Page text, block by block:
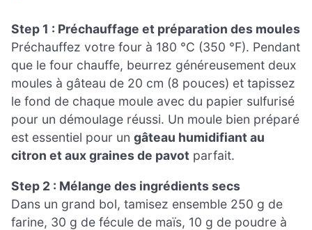
Step 1 : Préchauffage et préparation des moules
Préchauffez votre four à 180 °C (350 °F). Pendant
que le four chauffe, beurrez généreusement deux
moules à gâteau de 20 cm (8 pouces) et tapissez
le fond de chaque moule avec du papier sulfurisé
pour un démoulage réussi. Un moule bien préparé
est essentiel pour un gâteau humidifiant au
citron et aux graines de pavot parfait.
Step 2 : Mélange des ingrédients secs
Dans un grand bol, tamisez ensemble 250 g de
farine, 30 g de fécule de maïs, 10 g de poudre à